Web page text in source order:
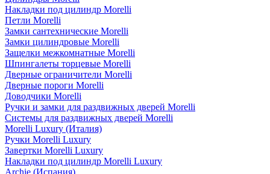
Накладки под цилиндр Morelli
Петли Morelli
Замки сантехнические Morelli
Замки цилиндровые Morelli
Защелки межкомнатные Morelli
Шпингалеты торцевые Morelli
Дверные ограничители Morelli
Дверные пороги Morelli
Доводчики Morelli
Ручки и замки для раздвижных дверей Morelli
Системы для раздвижных дверей Morelli
Morelli Luxury (Италия)
Ручки Morelli Luxury
Завертки Morelli Luxury
Накладки под цилиндр Morelli Luxury
Archie (Испания)